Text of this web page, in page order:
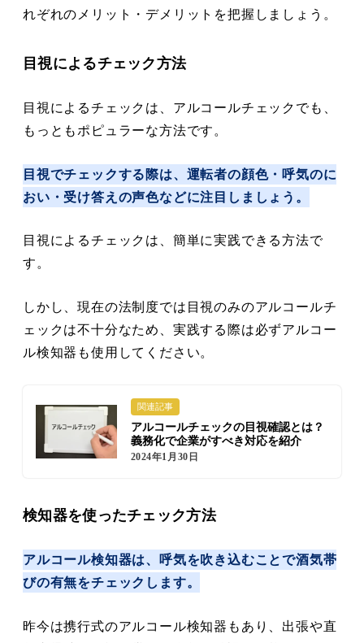
れぞれのメリット・デメリットを把握しましょう。
目視によるチェック方法
目視によるチェックは、アルコールチェックでも、
もっともポピュラーな方法です。
目視でチェックする際は、運転者の顔色・呼気のに
おい・受け答えの声色などに注目しましょう。
目視によるチェックは、簡単に実践できる方法で
す。
しかし、現在の法制度では目視のみのアルコールチ
ェックは不十分なため、実践する際は必ずアルコー
ル検知器も使用してください。
関連記事
アルコールチェックの目視確認とは？
義務化で企業がすべき対応を紹介
2024年1月30日
検知器を使ったチェック方法
アルコール検知器は、呼気を吹き込むことで酒気帯
びの有無をチェックします。
昨今は携行式のアルコール検知器もあり、出張や直